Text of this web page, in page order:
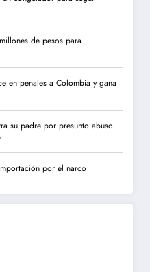
de pesos para
en penales a Colombia y gana
su padre por presunto abuso
por el narco